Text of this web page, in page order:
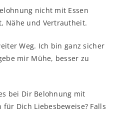
nicht mit Essen
Nähe und Vertrautheit.
Weg. Ich bin ganz sicher
mir Mühe, besser zu
bei Dir Belohnung mit
für Dich Liebesbeweise? Falls